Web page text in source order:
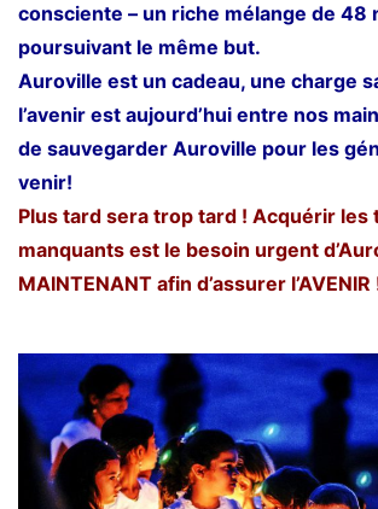
consciente – un riche mélange de 48
poursuivant le même but.
Auroville est un cadeau, une charge
l’avenir est aujourd’hui entre nos
de sauvegarder Auroville pour les
venir!
Plus tard sera trop tard ! Acquérir les
manquants est le besoin urgent
MAINTENANT afin d’assurer l’AVENIR